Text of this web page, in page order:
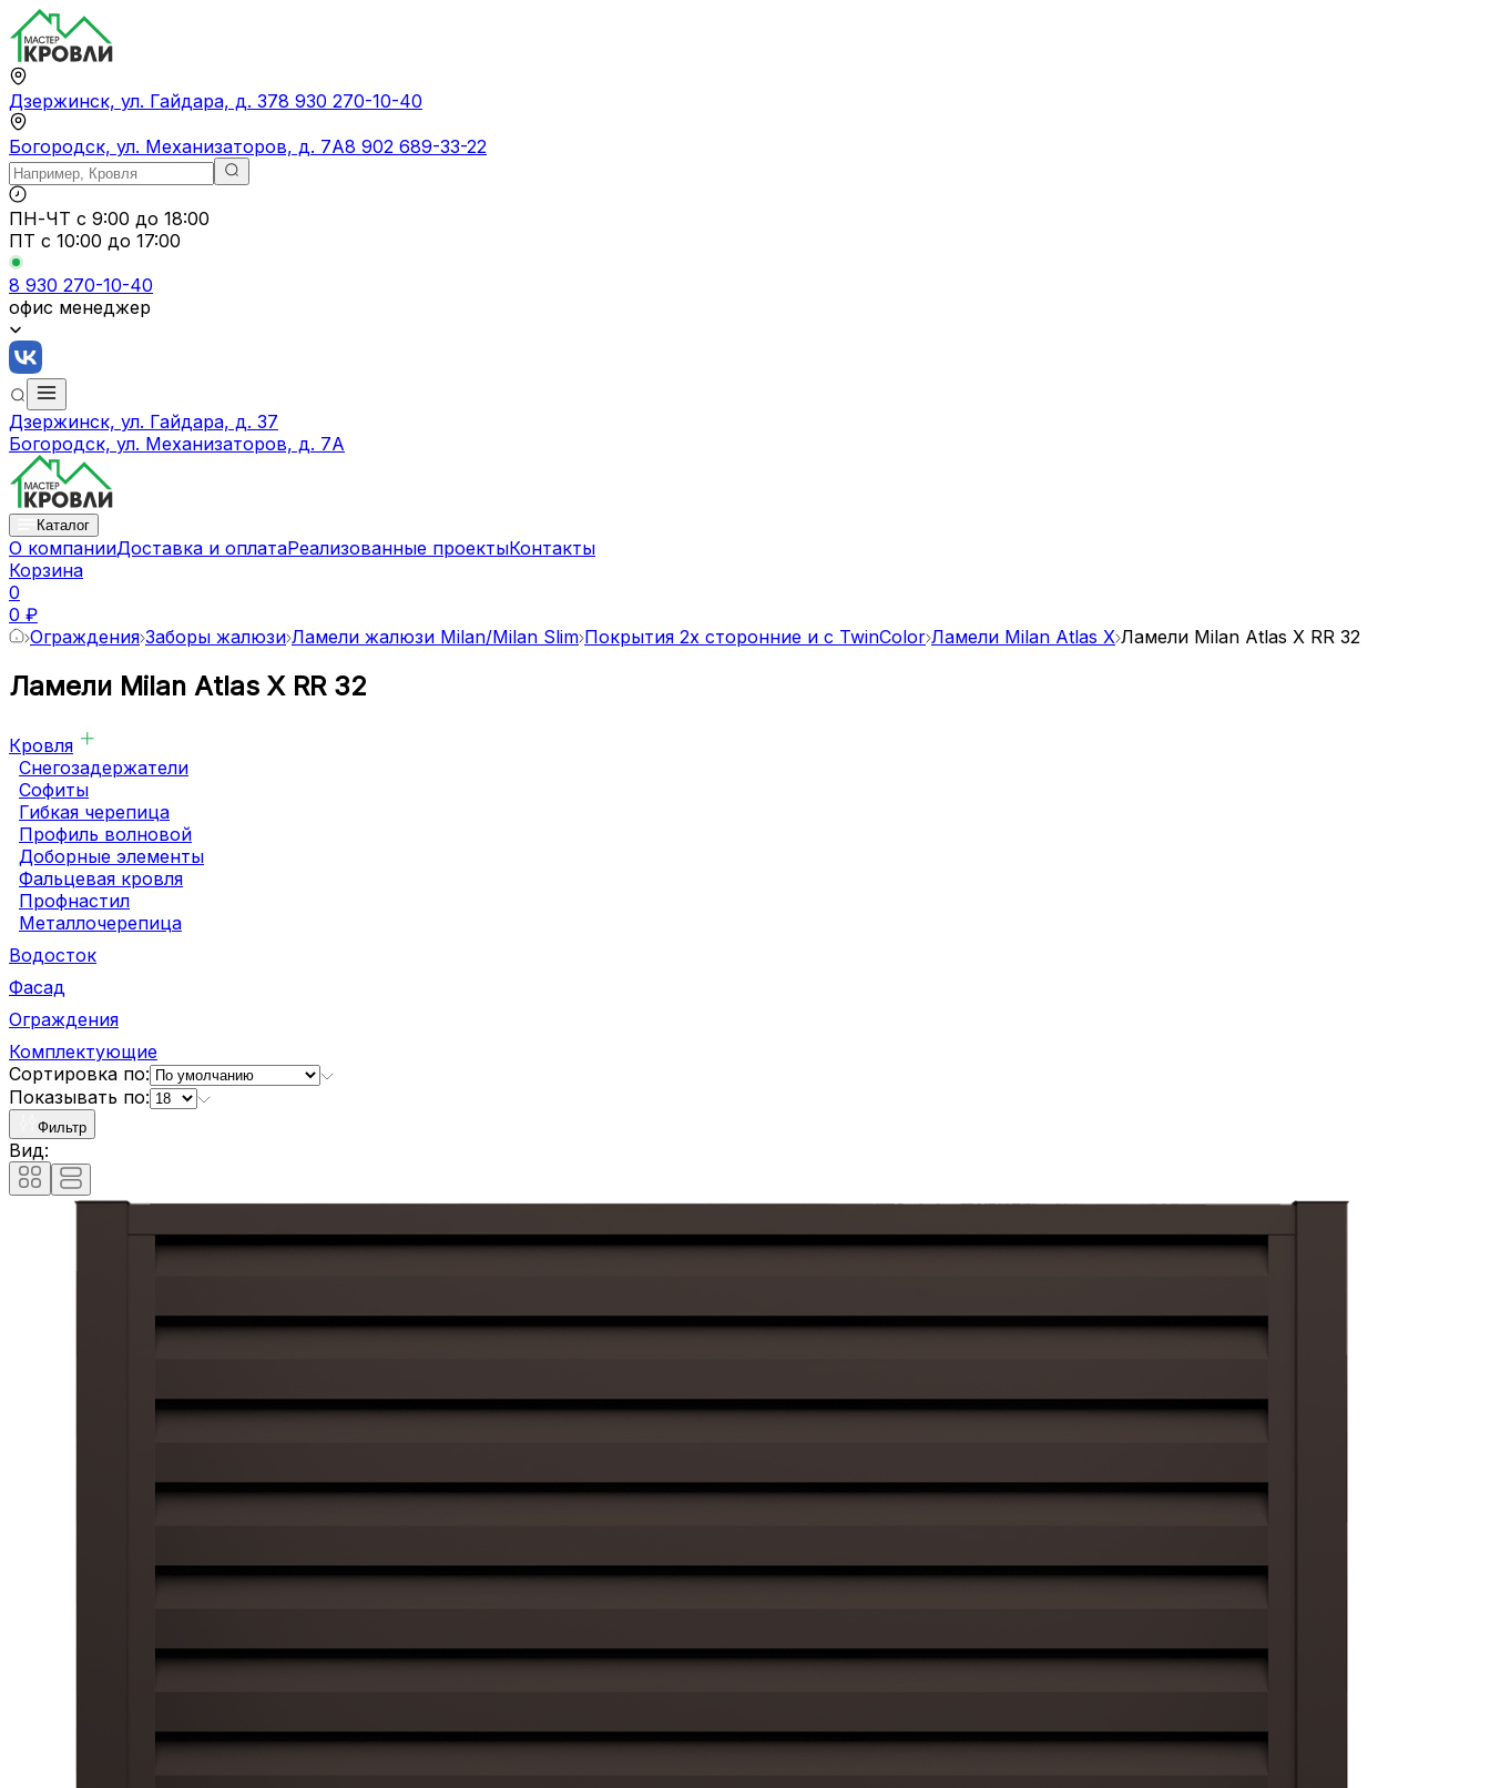
Дзержинск, ул. Гайдара, д. 378 930 270-10-40
Богородск, ул. Механизаторов, д. 7А8 902 689-33-22
ПН-ЧТ с 9:00 до 18:00
ПТ с 10:00 до 17:00
8 930 270-10-40
офис менеджер
Дзержинск, ул. Гайдара, д. 37
Богородск, ул. Механизаторов, д. 7А
Каталог
О компанииДоставка и оплатаРеализованные проектыКонтакты
Корзина
0
0 ₽
Ограждения Заборы жалюзи Ламели жалюзи Milan/Milan Slim Покрытия 2х сторонние и с TwinColor Ламели Milan Atlas X Ламели Milan Atlas X RR 32
Ламели Milan Atlas X RR 32
Кровля
Снегозадержатели
Софиты
Гибкая черепица
Профиль волновой
Доборные элементы
Фальцевая кровля
Профнастил
Металлочерепица
Водосток
Фасад
Ограждения
Комплектующие
Сортировка по:
Показывать по:
Фильтр
Вид: